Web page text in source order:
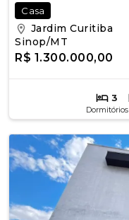
Casa
Jardim Curitiba
Sinop/MT
R$ 1.300.000,00
3
Dormitórios